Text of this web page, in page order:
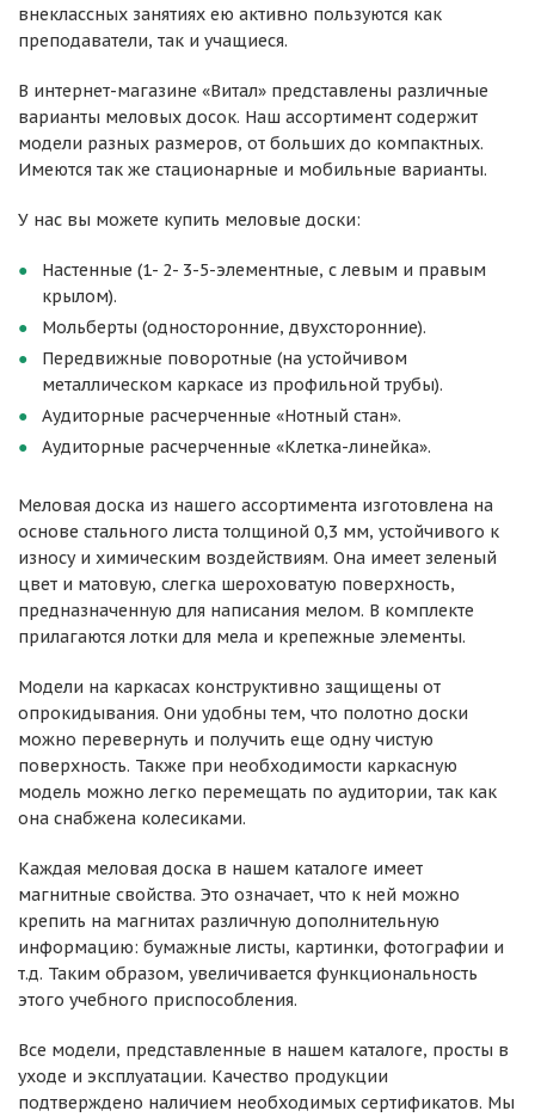
внеклассных занятиях ею активно пользуются как
преподаватели, так и учащиеся.
В интернет-магазине «Витал» представлены различные
варианты меловых досок. Наш ассортимент содержит
модели разных размеров, от больших до компактных.
Имеются так же стационарные и мобильные варианты.
У нас вы можете купить меловые доски:
Настенные (1- 2- 3-5-элементные, с левым и правым
крылом).
Мольберты (односторонние, двухсторонние).
Передвижные поворотные (на устойчивом
металлическом каркасе из профильной трубы).
Аудиторные расчерченные «Нотный стан».
Аудиторные расчерченные «Клетка-линейка».
Меловая доска из нашего ассортимента изготовлена на
основе стального листа толщиной 0,3 мм, устойчивого к
износу и химическим воздействиям. Она имеет зеленый
цвет и матовую, слегка шероховатую поверхность,
предназначенную для написания мелом. В комплекте
прилагаются лотки для мела и крепежные элементы.
Модели на каркасах конструктивно защищены от
опрокидывания. Они удобны тем, что полотно доски
можно перевернуть и получить еще одну чистую
поверхность. Также при необходимости каркасную
модель можно легко перемещать по аудитории, так как
она снабжена колесиками.
Каждая меловая доска в нашем каталоге имеет
магнитные свойства. Это означает, что к ней можно
крепить на магнитах различную дополнительную
информацию: бумажные листы, картинки, фотографии и
т.д. Таким образом, увеличивается функциональность
этого учебного приспособления.
Все модели, представленные в нашем каталоге, просты в
уходе и эксплуатации. Качество продукции
подтверждено наличием необходимых сертификатов. Мы